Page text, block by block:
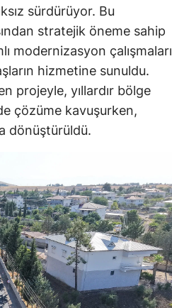
sürdürüyor. Bu
stratejik öneme sahip
modernizasyon çalışmaları
hizmetine sunuldu.
projeyle, yıllardır bölge
çözüme kavuşurken,
dönüştürüldü.